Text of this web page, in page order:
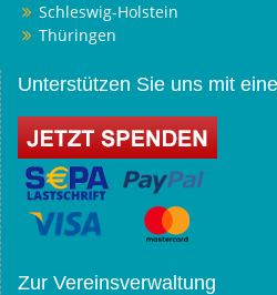
Schleswig-Holstein
Thüringen
Unterstützen Sie uns mit
Zur Vereinsverwaltung